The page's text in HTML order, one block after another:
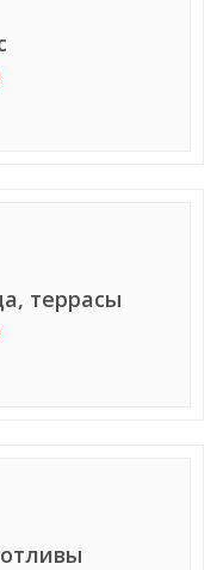
террасы